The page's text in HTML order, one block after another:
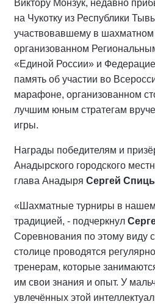
Виктору Монзук, недавно
на Чукотку из Республики
участвовавшему в шахматном
организованном
«Единой России» и
память об участии во
марафоне, организованном
лучшим юным стратегам
игры.
Награды победителям и
Анадырского городского
глава Анадыря Сергей
«Шахматные турниры в нашем
традицией, - подчеркнул
Соревнования по этому виду
столице проводятся
тренерам, которые
им свои знания и опыт. У
увлечённых этой